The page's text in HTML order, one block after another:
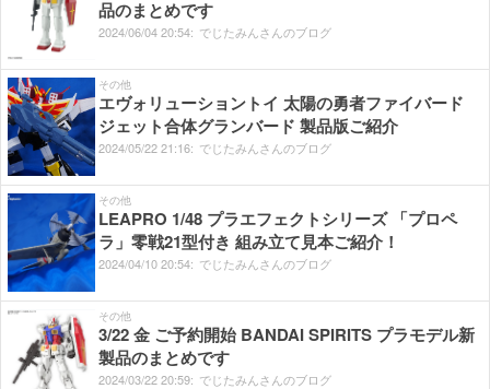
品のまとめです
2024/06/0420:54: でじたみんさんのブログ
その他
エヴォリューショントイ 太陽の勇者ファイバード
ジェット合体グランバード 製品版ご紹介
2024/05/2221:16: でじたみんさんのブログ
その他
LEAPRO 1/48 プラエフェクトシリーズ 「プロペ
ラ」零戦21型付き 組み立て見本ご紹介！
2024/04/1020:54: でじたみんさんのブログ
その他
3/22 金 ご予約開始 BANDAI SPIRITS プラモデル新
製品のまとめです
2024/03/2220:59: でじたみんさんのブログ